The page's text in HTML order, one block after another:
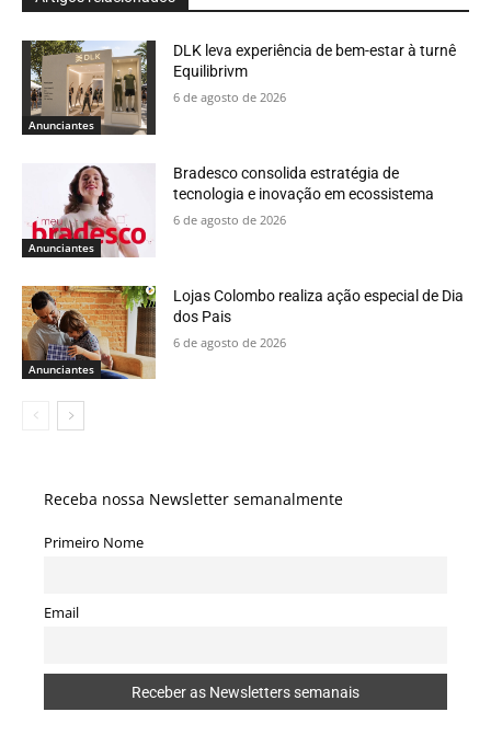
Anunciantes
DLK leva experiência de bem-estar à turnê
Equilibrivm
6 de agosto de 2026
Anunciantes
Bradesco consolida estratégia de
tecnologia e inovação em ecossistema
6 de agosto de 2026
Anunciantes
Lojas Colombo realiza ação especial de Dia
dos Pais
6 de agosto de 2026
Receba nossa Newsletter semanalmente
Primeiro Nome
Email